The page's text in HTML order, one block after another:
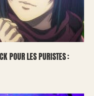
POUR LES PURISTES :